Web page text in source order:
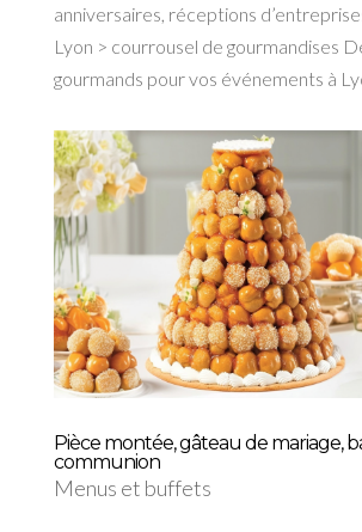
anniversaires, réceptions
Lyon > courrousel de gourmandises
gourmands pour vos événements à
Pièce montée, gâteau de mariage,
communion
Menus et buffets